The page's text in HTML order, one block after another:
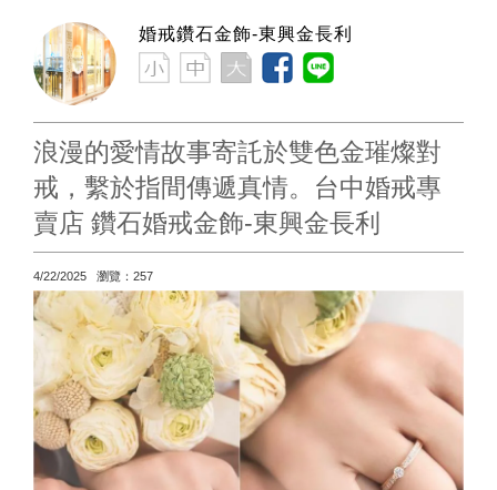
婚戒鑽石金飾-東興金長利
浪漫的愛情故事寄託於雙色金璀燦對
戒，繫於指間傳遞真情。台中婚戒專
賣店 鑽石婚戒金飾-東興金長利
4/22/2025 瀏覽：257